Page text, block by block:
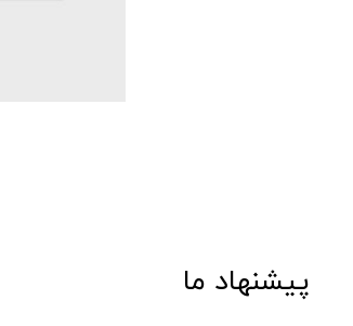
پیشنهاد ما